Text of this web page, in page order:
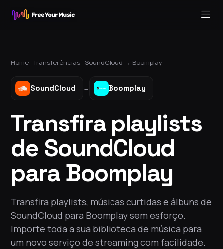
Home ·Transferências · SoundCloud → Boomplay
SoundCloud → Boomplay
Transfira playlists
de SoundCloud
para Boomplay
Transfira playlists, músicas curtidas e álbuns de
SoundCloud para Boomplay sem esforço.
Importe toda a sua biblioteca de música para
um novo serviço de streaming com facilidade.